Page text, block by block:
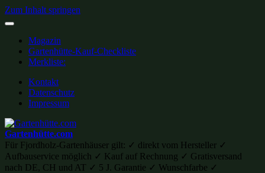
Zum Inhalt springen
Magazin
Gartenhütte-Kauf-Checkliste
Merkliste:
Kontakt
Datenschutz
Impressum
Gartenhütte.com
Für Fjordholz-Gartenhäuser gilt: ✓ direkt vom Hersteller ✓
Aufbauservice möglich ✓ Kauf auf Rechnung ✓ Gratisversand
nach DE, CH und AT ✓ 5 J. Garantie ✓ Wunschfarbe ✓